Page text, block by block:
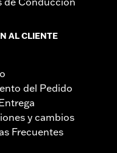
AL CLIENTE
del Pedido
y cambios
Frecuentes